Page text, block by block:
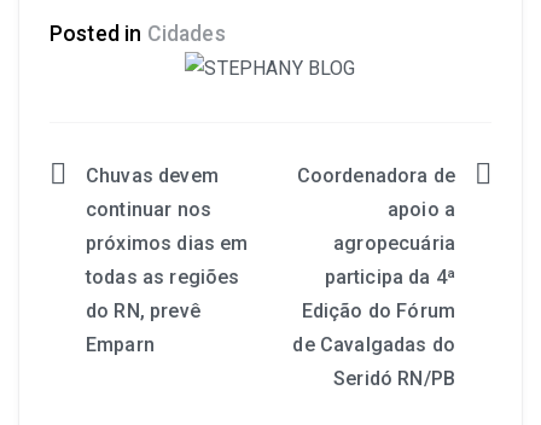
Posted in Cidades
Chuvas devem
continuar nos
próximos dias em
todas as regiões
do RN, prevê
Emparn
Coordenadora de
apoio a
agropecuária
participa da 4ª
Edição do Fórum
de Cavalgadas do
Seridó RN/PB